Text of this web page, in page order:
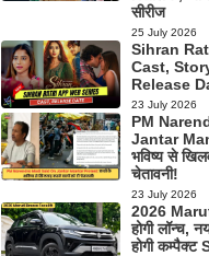
सीरीज
25 July 2026
Sihran
Cast,
Release
23 July 2026
PM
Jantar
भविष्य से
चेतावनी!
23 July 2026
2026
होगी लॉन्च,
होगी कम्पैक्ट